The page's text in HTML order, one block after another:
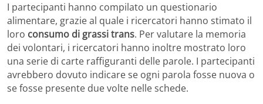
I partecipanti hanno compilato un questionario
alimentare, grazie al quale i ricercatori hanno stimato il
loro consumo di grassi trans. Per valutare la memoria
dei volontari, i ricercatori hanno inoltre mostrato loro
una serie di carte raffiguranti delle parole. I partecipanti
avrebbero dovuto indicare se ogni parola fosse nuova o
se fosse presente due volte nelle schede.